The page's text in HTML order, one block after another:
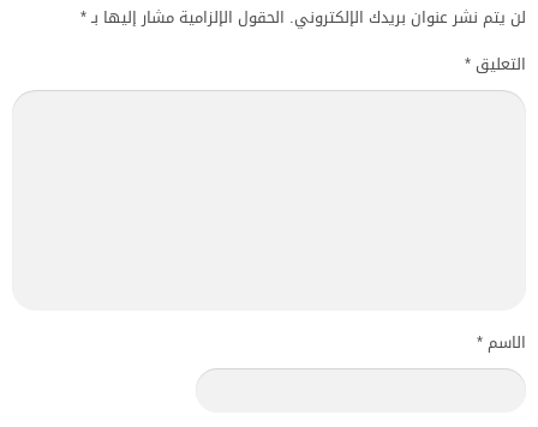
لن يتم نشر عنوان بريدك الإلكتروني. الحقول الإلزامية مشار إليها بـ*
التعليق *
الاسم*